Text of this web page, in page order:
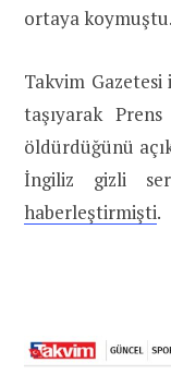
ortaya koymuştu.
Takvim Gazetesi
taşıyarak
öldürdüğünü
İngiliz gizli
haberleştirmişti.